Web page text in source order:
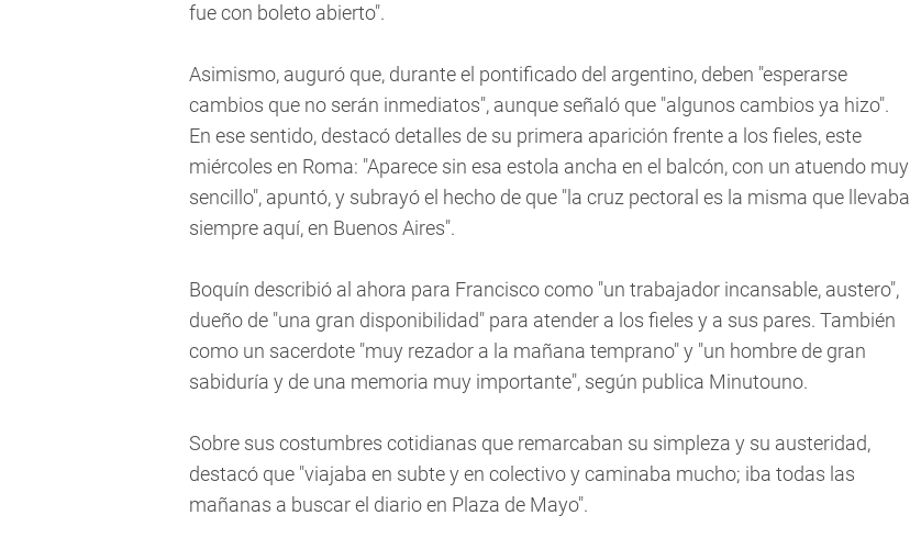
fue con boleto abierto".
Asimismo, auguró que, durante el pontificado del argentino, deben "esperarse
cambios que no serán inmediatos", aunque señaló que "algunos cambios ya hizo".
En ese sentido, destacó detalles de su primera aparición frente a los fieles, este
miércoles en Roma: "Aparece sin esa estola ancha en el balcón, con un atuendo muy
sencillo", apuntó, y subrayó el hecho de que "la cruz pectoral es la misma que llevaba
siempre aquí, en Buenos Aires".
Boquín describió al ahora para Francisco como "un trabajador incansable, austero",
dueño de "una gran disponibilidad" para atender a los fieles y a sus pares. También
como un sacerdote "muy rezador a la mañana temprano" y "un hombre de gran
sabiduría y de una memoria muy importante", según publica Minutouno.
Sobre sus costumbres cotidianas que remarcaban su simpleza y su austeridad,
destacó que "viajaba en subte y en colectivo y caminaba mucho; iba todas las
mañanas a buscar el diario en Plaza de Mayo".